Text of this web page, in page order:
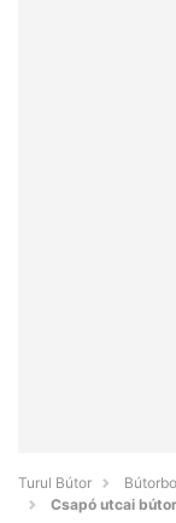
Turul Bútor
Csapó utcai